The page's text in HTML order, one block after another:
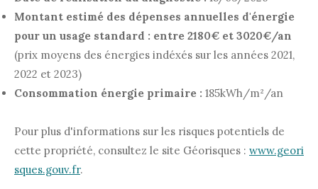
Montant estimé des dépenses annuelles d'énergie
pour un usage standard : entre 2180€ et 3020€/an
(prix moyens des énergies indéxés sur les années 2021,
2022 et 2023)
Consommation énergie primaire : 185kWh/m²/an
Pour plus d'informations sur les risques potentiels de
cette propriété, consultez le site Géorisques : www.geori
sques.gouv.fr.